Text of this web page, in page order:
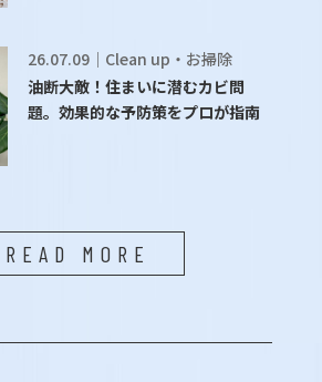
26.07.09｜Clean up・お掃除
油断大敵！住まいに潜むカビ問
題。効果的な予防策をプロが指南
READ MORE